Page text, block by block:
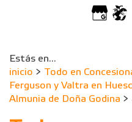
Estás en...
inicio > Todo en
Ferguson y Valtra en
Almunia de Doña Godina >